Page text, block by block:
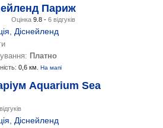
Париж
Оцінка 9.8 - 6 відгуків
Діснейленд
Платно
0,6 км. На мапі
Aquarium Sea
Діснейленд